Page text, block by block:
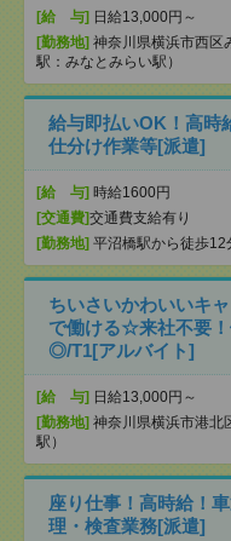
[給 与] 日給13,000円～
[勤務地] 神奈川県横浜市西区
駅：みなとみらい駅）
給与即払いOK！高時
仕分け作業等[派遣]
[給 与] 時給1600円
[交通費]交通費支給有り
[勤務地] 平沼橋駅から徒歩12
ちいさいかわいいキ
で働ける☆来社不要
◎/T1[アルバイト]
[給 与] 日給13,000円～
[勤務地] 神奈川県横浜市港北
駅）
座り仕事！高時給！
理・検査業務[派遣]